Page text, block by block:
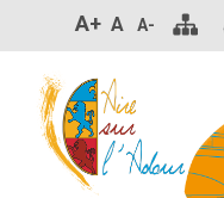
A+ A A-